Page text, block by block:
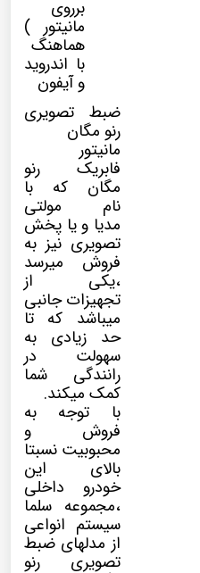
برروی
مانیتور )
هماهنگ
با اندروید
و آیفون
ضبط تصویری
رنو مگان
مانیتور
فابریک رنو
مگان که با
نام مولتی
مدیا و یا پخش
تصویری نیز به
فروش میرسد
،یکی از
تجهیزات جانبی
میباشد که تا
حد زیادی به
سهولت در
رانندگی شما
کمک میکند.
با توجه به
فروش و
محبوبیت نسبتا
بالای این
خودرو داخلی
،مجموعه سلما
سیستم انواعی
از مدلهای ضبط
تصویری رنو